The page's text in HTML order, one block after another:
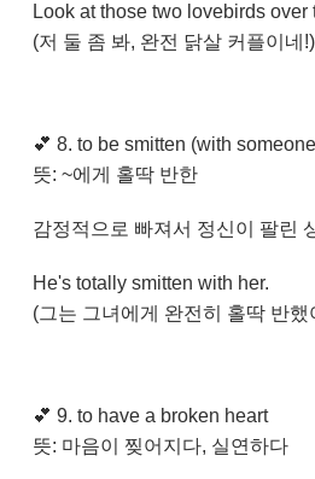
Look at those two lovebirds over
(저 둘 좀 봐, 완전 닭살 커플이네!)
💕 8. to be smitten (with
뜻: ~에게 홀딱 반한
감정적으로 빠져서 정신이 팔린
He's totally smitten with her.
(그는 그녀에게 완전히 홀딱 반했
💕 9. to have a broken heart
뜻: 마음이 찢어지다, 실연하다